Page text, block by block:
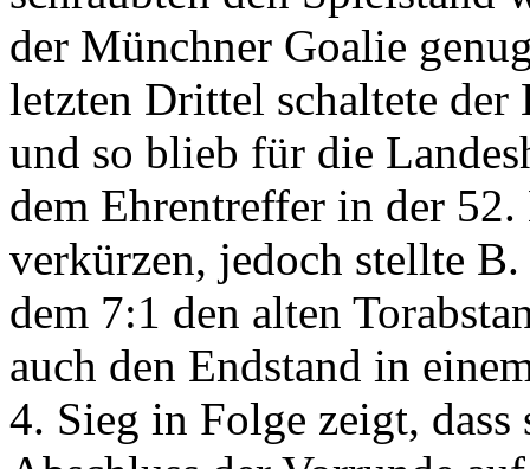
der Münchner Goalie
letzten Drittel schaltete der
und so blieb für die
dem Ehrentreffer in der
verkürzen, jedoch stellte
dem 7:1 den alten
auch den Endstand in
4. Sieg in Folge zeigt,